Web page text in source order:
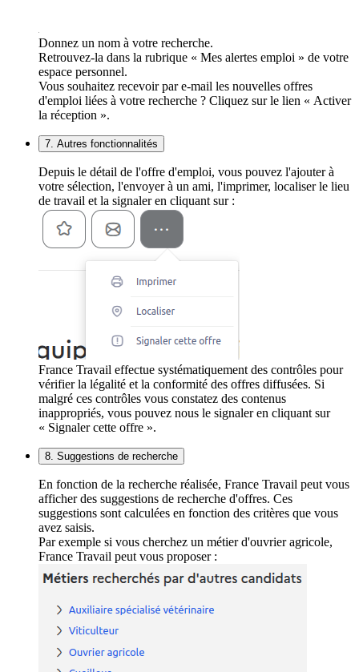
Donnez un nom à votre recherche.
Retrouvez-la dans la rubrique « Mes alertes emploi » de votre
espace personnel.
Vous souhaitez recevoir par e-mail les nouvelles offres
d'emploi liées à votre recherche ? Cliquez sur le lien « Activer
la réception ».
7. Autres fonctionnalités
Depuis le détail de l'offre d'emploi, vous pouvez l'ajouter à
votre sélection, l'envoyer à un ami, l'imprimer, localiser le lieu
de travail et la signaler en cliquant sur :
France Travail effectue systématiquement des contrôles pour
vérifier la légalité et la conformité des offres diffusées. Si
malgré ces contrôles vous constatez des contenus
inappropriés, vous pouvez nous le signaler en cliquant sur
« Signaler cette offre ».
8. Suggestions de recherche
En fonction de la recherche réalisée, France Travail peut vous
afficher des suggestions de recherche d'offres. Ces
suggestions sont calculées en fonction des critères que vous
avez saisis.
Par exemple si vous cherchez un métier d'ouvrier agricole,
France Travail peut vous proposer :